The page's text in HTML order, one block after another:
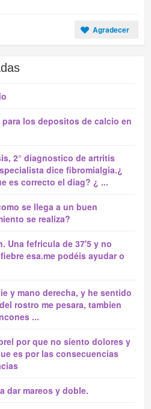
Agradecer
los depositos de calcio en
2° diagnostico de artritis
dice fibromialgia.¿
es correcto el diag? ¿ ...
se llega a un buen
se realiza?
Una fefricula de 37'5 y no
esa.me podéis ayudar o
y mano derecha, y he sentido
rostro me pesara, tambien
...
por que no siento dolores y
es por las consecuencias
dar mareos y doble.